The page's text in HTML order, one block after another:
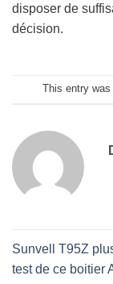
disposer de
décision.
This entry
Sunvell T95Z
test de ce boitier